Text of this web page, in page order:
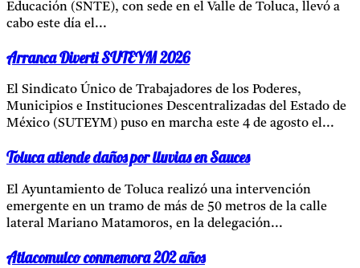
Educación (SNTE), con sede en el Valle de Toluca, llevó a
cabo este día el...
Arranca Diverti SUTEYM 2026
El Sindicato Único de Trabajadores de los Poderes,
Municipios e Instituciones Descentralizadas del Estado de
México (SUTEYM) puso en marcha este 4 de agosto el...
Toluca atiende daños por lluvias en Sauces
El Ayuntamiento de Toluca realizó una intervención
emergente en un tramo de más de 50 metros de la calle
lateral Mariano Matamoros, en la delegación...
Atlacomulco conmemora 202 años